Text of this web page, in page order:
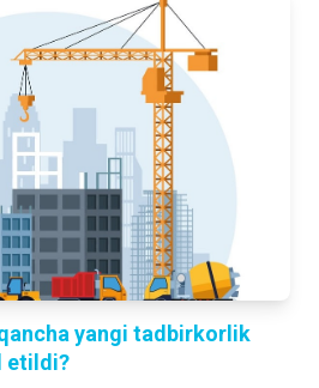
yangi tadbirkorlik
etildi?